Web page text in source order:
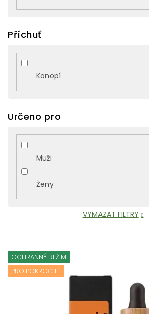
Příchuť
Konopí
Určeno pro
Muži
Ženy
VYMAZAT FILTRY
V
ý
p
OCHRANNÝ REŽIM
PRO POKROČILÉ